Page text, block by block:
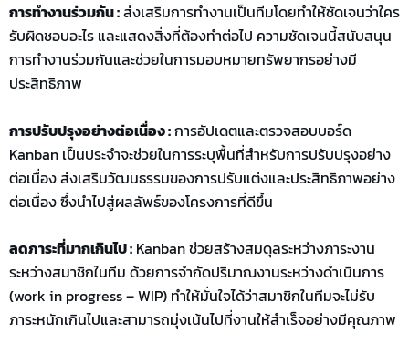
การทำงานร่วมกัน :ส่งเสริมการทำงานเป็นทีมโดยทำให้ชัดเจนว่าใคร
รับผิดชอบอะไร และแสดงสิ่งที่ต้องทำต่อไป ความชัดเจนนี้สนับสนุน
การทำงานร่วมกันและช่วยในการมอบหมายทรัพยากรอย่างมี
ประสิทธิภาพ
การปรับปรุงอย่างต่อเนื่อง :การอัปเดตและตรวจสอบบอร์ด
Kanban เป็นประจำจะช่วยในการระบุพื้นที่สำหรับการปรับปรุงอย่าง
ต่อเนื่อง ส่งเสริมวัฒนธรรมของการปรับแต่งและประสิทธิภาพอย่าง
ต่อเนื่อง ซึ่งนำไปสู่ผลลัพธ์ของโครงการที่ดีขึ้น
ลดภาระที่มากเกินไป : Kanban ช่วยสร้างสมดุลระหว่างภาระงาน
ระหว่างสมาชิกในทีม ด้วยการจำกัดปริมาณงานระหว่างดำเนินการ
(work in progress – WIP) ทำให้มั่นใจได้ว่าสมาชิกในทีมจะไม่รับ
ภาระหนักเกินไปและสามารถมุ่งเน้นไปที่งานให้สำเร็จอย่างมีคุณภาพ